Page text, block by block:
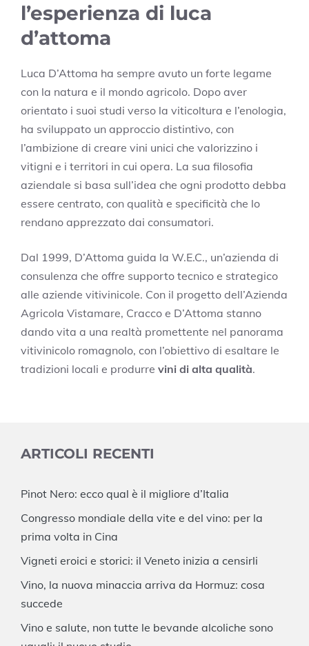
l’esperienza di luca
d’attoma
Luca D’Attoma ha sempre avuto un forte legame
con la natura e il mondo agricolo. Dopo aver
orientato i suoi studi verso la viticoltura e l’enologia,
ha sviluppato un approccio distintivo, con
l’ambizione di creare vini unici che valorizzino i
vitigni e i territori in cui opera. La sua filosofia
aziendale si basa sull’idea che ogni prodotto debba
essere centrato, con qualità e specificità che lo
rendano apprezzato dai consumatori.
Dal 1999, D’Attoma guida la W.E.C., un’azienda di
consulenza che offre supporto tecnico e strategico
alle aziende vitivinicole. Con il progetto dell’Azienda
Agricola Vistamare, Cracco e D’Attoma stanno
dando vita a una realtà promettente nel panorama
vitivinicolo romagnolo, con l’obiettivo di esaltare le
tradizioni locali e produrre vini di alta qualità.
ARTICOLI RECENTI
Pinot Nero: ecco qual è il migliore d’Italia
Congresso mondiale della vite e del vino: per la
prima volta in Cina
Vigneti eroici e storici: il Veneto inizia a censirli
Vino, la nuova minaccia arriva da Hormuz: cosa
succede
Vino e salute, non tutte le bevande alcoliche sono